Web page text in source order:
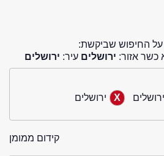
על החיפוש שביקשת:
כשר אזור: ירושלים עיר: ירושלים
ירושלים ירושלים
קידום ממומן